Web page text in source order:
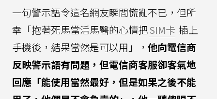
一句警示語令這名網友瞬間慌亂不已，但所
幸「抱著死馬當活馬醫的心情把SIM卡 插上
手機後，結果當然是可以用」， 他向電信商
反映警示語有問題，但電信商客服卻客氣地
回應「能使用當然最好，但是如果之後不能